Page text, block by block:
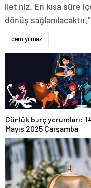
iletiniz. En kısa süre
dönüş sağlanılacaktır.”
cem yılmaz
Günlük burç yorumları:
Mayıs 2025 Çarşamba